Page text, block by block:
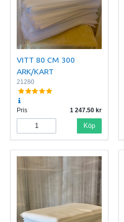
VITT 80 CM 300
ARK/KART
21280
Pris 1 247.50
Köp